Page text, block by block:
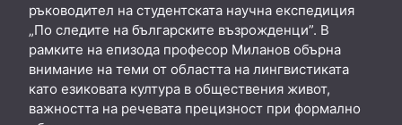
ръководител на студентската научна експедиция
„По следите на българските възрожденци”. В
рамките на епизода професор Миланов обърна
внимание на теми от областта на лингвистиката
като езиковата култура в обществения живот,
важността на речевата прецизност при формално